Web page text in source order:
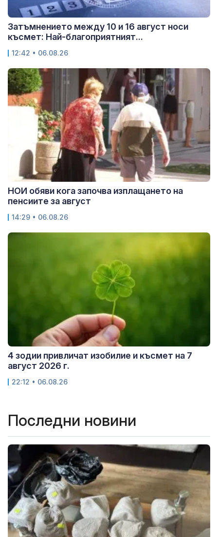
Затъмнението между 10 и 16 август носи
късмет: Най-благоприятният...
12:42 • 06.08.26
НОИ обяви кога започва изплащането на
пенсиите за август
14:29 • 06.08.26
4 зодии привличат изобилие и късмет на 7
август 2026 г.
22:12 • 06.08.26
Последни новини